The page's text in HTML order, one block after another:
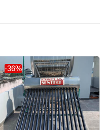
-36%